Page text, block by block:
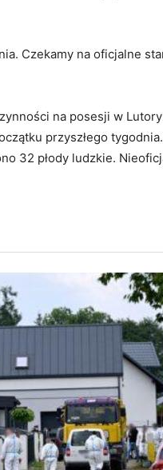
Czekamy na oficjalne
na posesji w
przyszłego
32 płody ludzkie.